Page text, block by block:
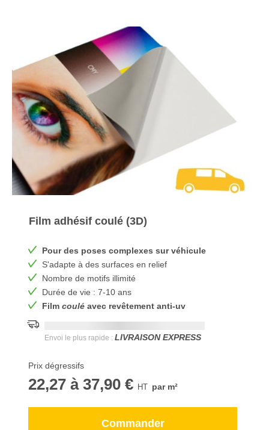
Film adhésif coulé (3D)
Pour des poses complexes sur véhicule
S'adapte à des surfaces en relief
Nombre de motifs illimité
Durée de vie : 7-10 ans
Film coulé avec revêtement anti-uv
Envoi le plus rapide : LIVRAISON EXPRESS
Prix dégressifs
22,27 à 37,90 € par m²
Commander